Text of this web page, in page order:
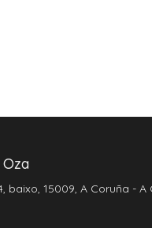
baixo, 15009, A Coruña - A